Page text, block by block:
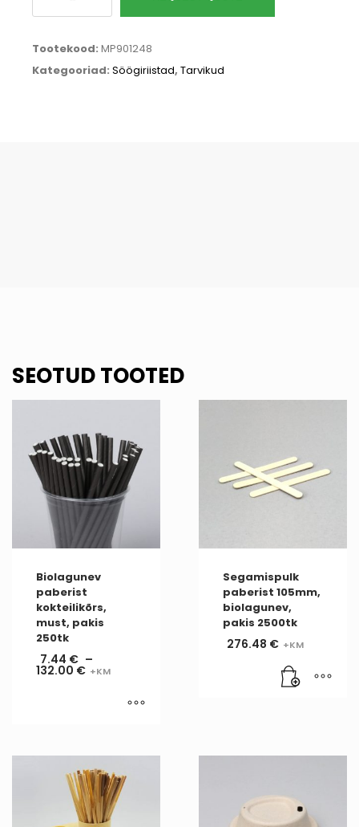
130mm,
pakis
Tootekood: MP901248
Kategooriad: Söögiriistad, Tarvikud
SEOTUD TOOTED
Biolagunev
paberist
kokteilikõrs,
must, pakis
250tk
7.44 € –
132.00 €
Segamispulk
paberist 105mm,
biolagunev,
pakis 2500tk
276.48 €